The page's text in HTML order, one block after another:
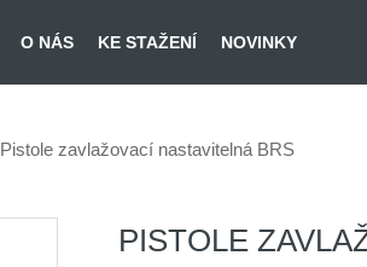
O NÁS KE STAŽENÍ NOVINKY
Pistole zavlažovací nastavitelná BRS
PISTOLE